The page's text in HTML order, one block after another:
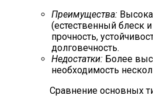
Преимущества:
(естественный блеск
прочность,
долговечность.
Недостатки: Более
необходимость
Сравнение основных